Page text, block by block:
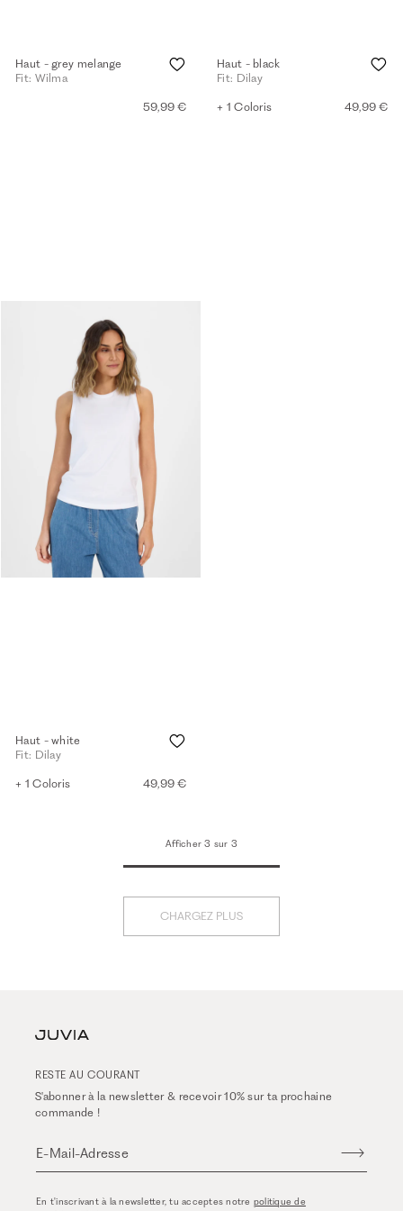
Haut - grey melange
Fit: Wilma
59,99 €
Haut - black
Fit: Dilay
+ 1 Coloris 49,99 €
Haut - white
Fit: Dilay
+ 1 Coloris 49,99 €
Afficher 3 sur 3
CHARGEZ PLUS
RESTE AU COURANT
S'abonner à la newsletter & recevoir 10% sur ta prochaine
commande !
E-Mail-Adresse
En t'inscrivant à la newsletter, tu acceptes notre politique de